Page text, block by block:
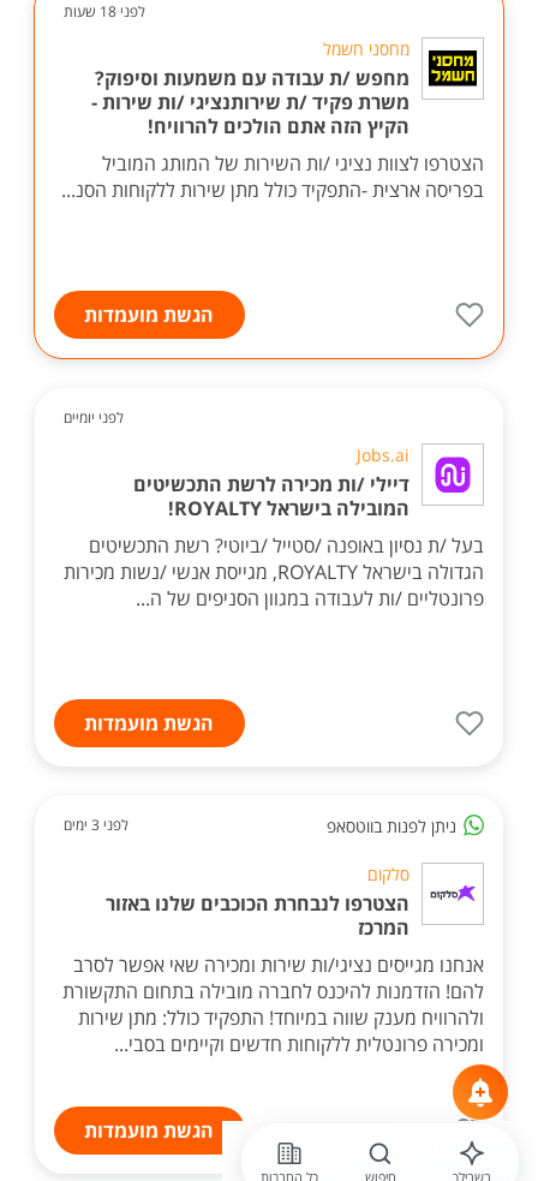
לפני 18 שעות
מחסני חשמל
מחפש /ת עבודה עם משמעות וסיפוק?
משרת פקיד /ת שירותנציגי /ות שירות -
הקיץ הזה אתם הולכים להרוויח!
הצטרפו לצוות נציגי /ות השירות של המותג המוביל
בפריסה ארצית -התפקיד כולל מתן שירות ללקוחות הסנ...
הגשת מועמדות
לפני יומיים
Jobs.ai
דיילי /ות מכירה לרשת התכשיטים
המובילה בישראל ROYALTY!
בעל /ת נסיון באופנה /סטייל /ביוטי? רשת התכשיטים
הגדולה בישראל ROYALTY, מגייסת אנשי /נשות מכירות
פרונטליים /ות לעבודה במגוון הסניפים של ה...
הגשת מועמדות
ניתן לפנות בווטסאפ לפני 3 ימים
סלקום
הצטרפו לנבחרת הכוכבים שלנו באזור
המרכז
אנחנו מגייסים נציגי/ות שירות ומכירה שאי אפשר לסרב
להם! הזדמנות להיכנס לחברה מובילה בתחום התקשורת
ולהרוויח מענק שווה במיוחד! התפקיד כולל: מתן שירות
ומכירה פרונטלית ללקוחות חדשים וקיימים בסבי...
הגשת מועמדות
בשבילך חיפוש כל החברות